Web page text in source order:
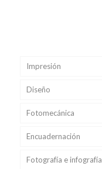
Impresión
Diseño
Fotomecánica
Encuadernación
Fotografía e infografía